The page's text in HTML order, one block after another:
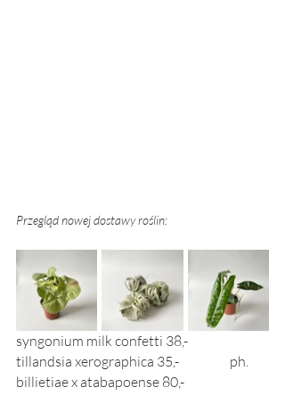
Przegląd nowej dostawy roślin:
tillandsia xerographica 35,-
ph.
billietiae x atabapoense 80,-